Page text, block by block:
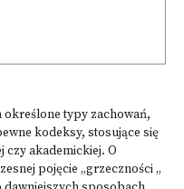
określone typy zachowań,
kodeksy, stosujące się
akademickiej. O
pojęcie „grzeczności „